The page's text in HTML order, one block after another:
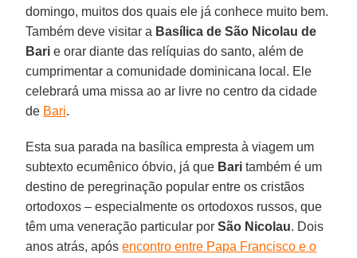
domingo, muitos dos quais ele já conhece muito bem.
Também deve visitar a Basílica de São Nicolau de
Bari e orar diante das relíquias do santo, além de
cumprimentar a comunidade dominicana local. Ele
celebrará uma missa ao ar livre no centro da cidade
de Bari.
Esta sua parada na basílica empresta à viagem um
subtexto ecumênico óbvio, já que Bari também é um
destino de peregrinação popular entre os cristãos
ortodoxos – especialmente os ortodoxos russos, que
têm uma veneração particular porSão Nicolau. Dois
anos atrás, apósencontro entre Papa Francisco e o